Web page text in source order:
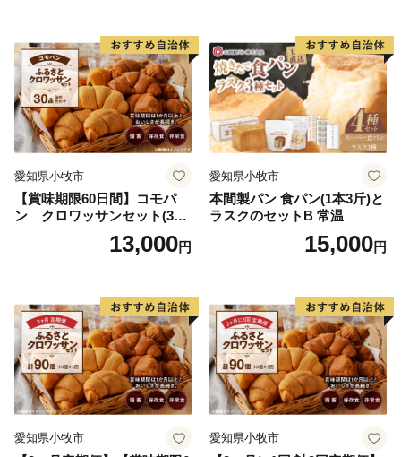
愛知県小牧市
【賞味期限60日間】コモパ
ン クロワッサンセット(30
個入り)／災害用備蓄 保存食
非常食 防災グッズにも
13,000円
愛知県小牧市
本間製パン 食パン(1本3斤)と
ラスクのセットB 常温
15,000円
愛知県小牧市 愛知県小牧市